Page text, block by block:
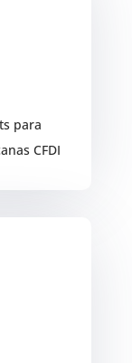
para
CFDI